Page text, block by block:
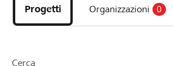
progetti
e
della
Progetti Organizzazioni 0
Cerca